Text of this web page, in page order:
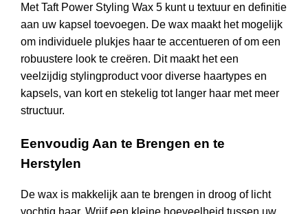
Met Taft Power Styling Wax 5 kunt u textuur en definitie
aan uw kapsel toevoegen. De wax maakt het mogelijk
om individuele plukjes haar te accentueren of om een
robuustere look te creëren. Dit maakt het een
veelzijdig stylingproduct voor diverse haartypes en
kapsels, van kort en stekelig tot langer haar met meer
structuur.
Eenvoudig Aan te Brengen en te
Herstylen
De wax is makkelijk aan te brengen in droog of licht